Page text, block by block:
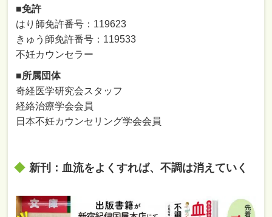
■免許
はり師免許番号：119623
きゅう師免許番号：119533
不妊カウンセラー
■所属団体
奇経医学研究会スタッフ
経絡治療学会会員
日本不妊カウンセリング学会会員
新刊：血流をよくすれば、不調は消えていく